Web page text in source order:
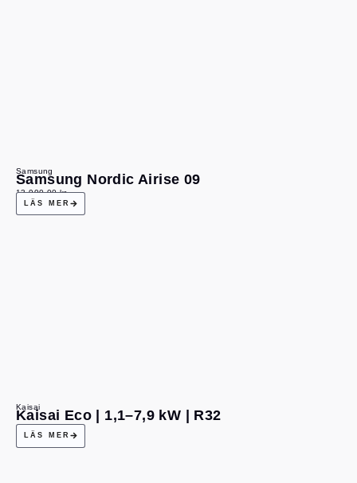
Samsung
Samsung Nordic Airise 09
13 990,00kr
LÄS MER
Kaisai
Kaisai Eco | 1,1–7,9 kW | R32
LÄS MER